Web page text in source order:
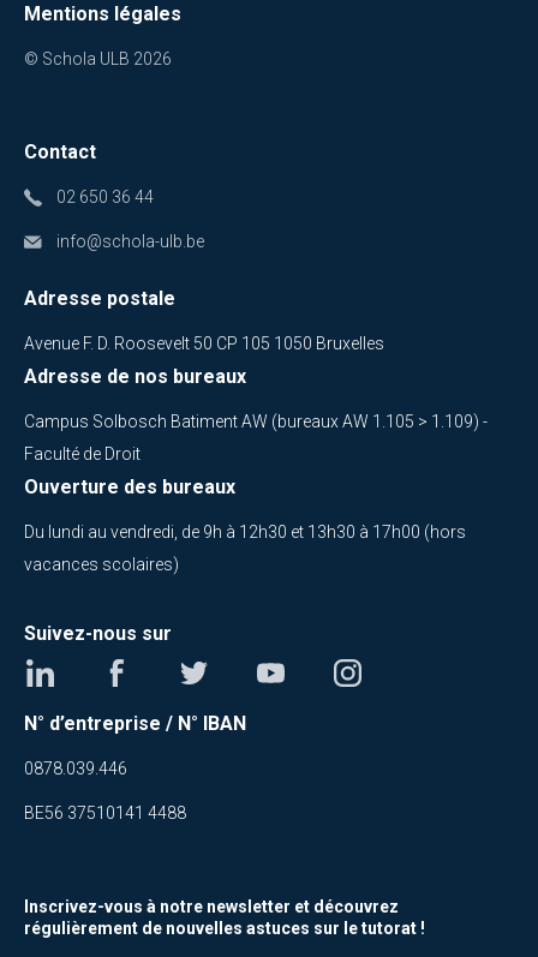
Mentions légales
© Schola ULB 2026
Contact
02 650 36 44
info@schola-ulb.be
Adresse postale
Avenue F. D. Roosevelt 50 CP 105 1050 Bruxelles
Adresse de nos bureaux
Campus Solbosch Batiment AW (bureaux AW 1.105 > 1.109) -
Faculté de Droit
Ouverture des bureaux
Du lundi au vendredi, de 9h à 12h30 et 13h30 à 17h00 (hors
vacances scolaires)
Suivez-nous sur
N° d’entreprise / N° IBAN
0878.039.446
BE56 37510141 4488
Inscrivez-vous à notre newsletter et découvrez
régulièrement de nouvelles astuces sur le tutorat !